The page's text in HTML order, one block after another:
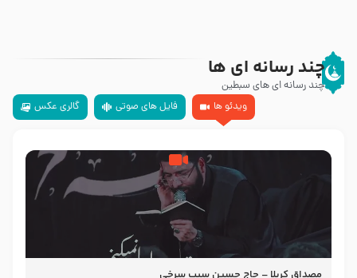
چند رسانه ای ها
چند رسانه ای های سبطین
ویدئو ها
فایل های صوتی گالری عکس
مصداق کربلا – حاج حسین سیب سرخی